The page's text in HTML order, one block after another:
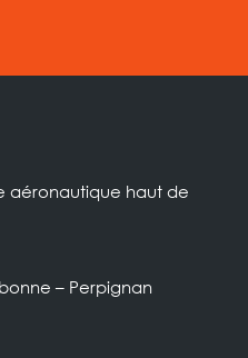
aéronautique haut de
– Perpignan